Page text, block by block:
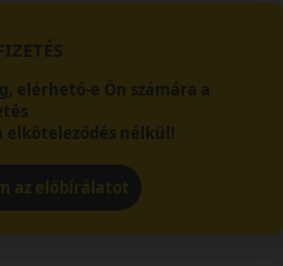
elérhető-e Ön számára a
elköteleződés nélkül!
az előbírálatot